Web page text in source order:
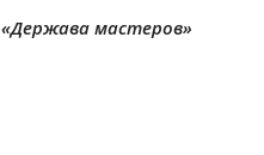
мастеров»